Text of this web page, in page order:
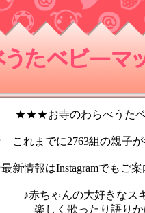
たベビーマッ
寺のわらべうたベ
れまでに2763組の親子が
情報はInstagramでもご案
ゃんの大好きなスキン
歌ったり語りかけな